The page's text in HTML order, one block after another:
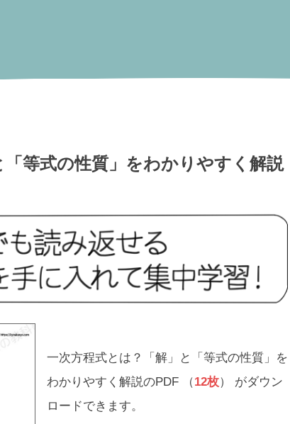
等式の性質」をわかりやすく解説
一次方程式とは？「解」と「等式の性質」を
わかりやすく解説のPDF （12枚） がダウン
ロードできます。